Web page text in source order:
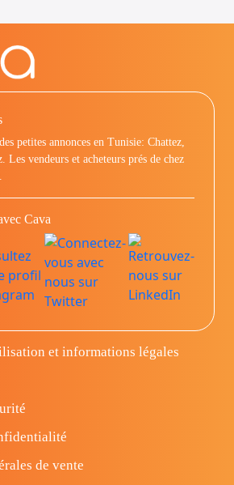
petites annonces en Tunisie: Chattez,
Les vendeurs et acheteurs prés de chez
Cava
et informations légales
de vente